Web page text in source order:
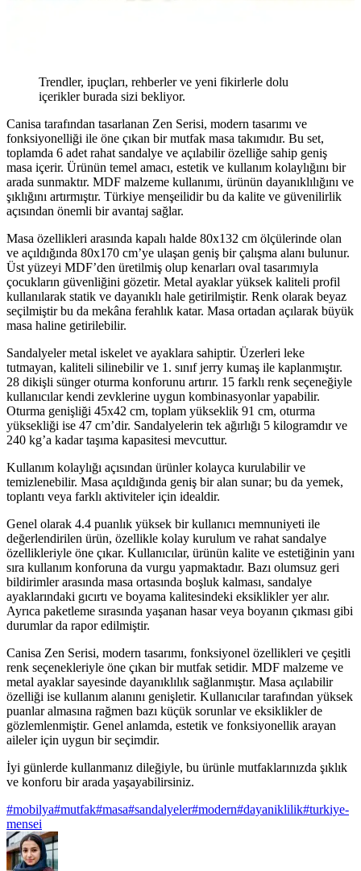
Trendler, ipuçları, rehberler ve yeni fikirlerle dolu
içerikler burada sizi bekliyor.
Canisa tarafından tasarlanan Zen Serisi, modern tasarımı ve
fonksiyonelliği ile öne çıkan bir mutfak masa takımıdır. Bu set,
toplamda 6 adet rahat sandalye ve açılabilir özelliğe sahip geniş
masa içerir. Ürünün temel amacı, estetik ve kullanım kolaylığını bir
arada sunmaktır. MDF malzeme kullanımı, ürünün dayanıklılığını ve
şıklığını artırmıştır. Türkiye menşeilidir bu da kalite ve güvenilirlik
açısından önemli bir avantaj sağlar.
Masa özellikleri arasında kapalı halde 80x132 cm ölçülerinde olan
ve açıldığında 80x170 cm’ye ulaşan geniş bir çalışma alanı bulunur.
Üst yüzeyi MDF’den üretilmiş olup kenarları oval tasarımıyla
çocukların güvenliğini gözetir. Metal ayaklar yüksek kaliteli profil
kullanılarak statik ve dayanıklı hale getirilmiştir. Renk olarak beyaz
seçilmiştir bu da mekâna ferahlık katar. Masa ortadan açılarak büyük
masa haline getirilebilir.
Sandalyeler metal iskelet ve ayaklara sahiptir. Üzerleri leke
tutmayan, kaliteli silinebilir ve 1. sınıf jerry kumaş ile kaplanmıştır.
28 dikişli sünger oturma konforunu artırır. 15 farklı renk seçeneğiyle
kullanıcılar kendi zevklerine uygun kombinasyonlar yapabilir.
Oturma genişliği 45x42 cm, toplam yükseklik 91 cm, oturma
yüksekliği ise 47 cm’dir. Sandalyelerin tek ağırlığı 5 kilogramdır ve
240 kg’a kadar taşıma kapasitesi mevcuttur.
Kullanım kolaylığı açısından ürünler kolayca kurulabilir ve
temizlenebilir. Masa açıldığında geniş bir alan sunar; bu da yemek,
toplantı veya farklı aktiviteler için idealdir.
Genel olarak 4.4 puanlık yüksek bir kullanıcı memnuniyeti ile
değerlendirilen ürün, özellikle kolay kurulum ve rahat sandalye
özellikleriyle öne çıkar. Kullanıcılar, ürünün kalite ve estetiğinin yanı
sıra kullanım konforuna da vurgu yapmaktadır. Bazı olumsuz geri
bildirimler arasında masa ortasında boşluk kalması, sandalye
ayaklarındaki gıcırtı ve boyama kalitesindeki eksiklikler yer alır.
Ayrıca paketleme sırasında yaşanan hasar veya boyanın çıkması gibi
durumlar da rapor edilmiştir.
Canisa Zen Serisi, modern tasarımı, fonksiyonel özellikleri ve çeşitli
renk seçenekleriyle öne çıkan bir mutfak setidir. MDF malzeme ve
metal ayaklar sayesinde dayanıklılık sağlanmıştır. Masa açılabilir
özelliği ise kullanım alanını genişletir. Kullanıcılar tarafından yüksek
puanlar almasına rağmen bazı küçük sorunlar ve eksiklikler de
gözlemlenmiştir. Genel anlamda, estetik ve fonksiyonellik arayan
aileler için uygun bir seçimdir.
İyi günlerde kullanmanız dileğiyle, bu ürünle mutfaklarınızda şıklık
ve konforu bir arada yaşayabilirsiniz.
#mobilya#mutfak#masa#sandalyeler#modern#dayaniklilik#turkiye-
mensei